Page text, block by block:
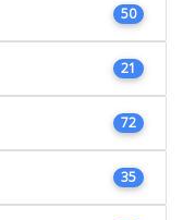
50
21
72
35